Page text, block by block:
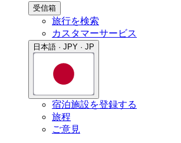
受信箱
旅行を検索
カスタマーサービス
日本語 · JPY · JP
宿泊施設を登録する
旅程
ご意見